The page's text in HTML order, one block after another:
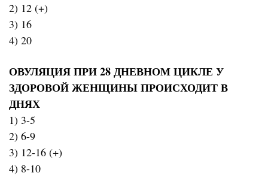
2) 12 (+)
3) 16
4) 20
ОВУЛЯЦИЯ ПРИ 28 ДНЕВНОМ ЦИКЛЕ У
ЗДОРОВОЙ ЖЕНЩИНЫ ПРОИСХОДИТ В
ДНЯХ
1) 3-5
2) 6-9
3) 12-16 (+)
4) 8-10